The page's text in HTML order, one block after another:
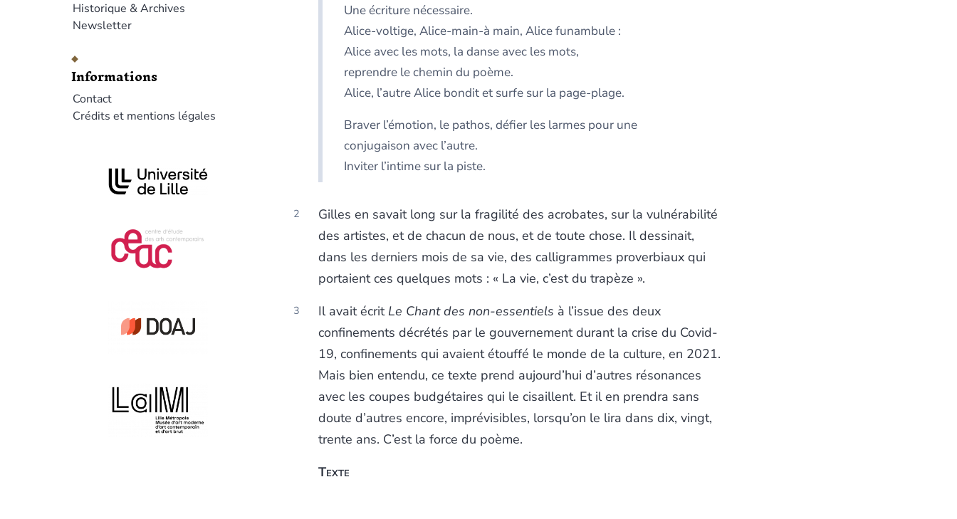
Historique & Archives
Newsletter
Informations
Contact
Crédits et mentions légales
Affiliations/partenaires
Une écriture nécessaire.
Alice-voltige, Alice-main-à main, Alice funambule :
Alice avec les mots, la danse avec les mots,
reprendre le chemin du poème.
Alice, l’autre Alice bondit et surfe sur la page-plage.
Braver l’émotion, le pathos, défier les larmes pour une
conjugaison avec l’autre.
Inviter l’intime sur la piste.
Gilles en savait long sur la fragilité des acrobates, sur la vulnérabilité
des artistes, et de chacun de nous, et de toute chose. Il dessinait,
dans les derniers mois de sa vie, des calligrammes proverbiaux qui
portaient ces quelques mots : « La vie, c’est du trapèze ».
Il avait écrit Le Chant des non-essentiels à l’issue des deux
confinements décrétés par le gouvernement durant la crise du Covid-
19, confinements qui avaient étouffé le monde de la culture, en 2021.
Mais bien entendu, ce texte prend aujourd’hui d’autres résonances
avec les coupes budgétaires qui le cisaillent. Et il en prendra sans
doute d’autres encore, imprévisibles, lorsqu’on le lira dans dix, vingt,
trente ans. C’est la force du poème.
Texte